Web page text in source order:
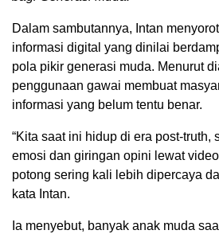
Dalam sambutannya, Intan
informasi digital yang dinilai
pola pikir generasi muda. Menurut
penggunaan gawai membuat
informasi yang belum tentu benar.
“Kita saat ini hidup di era post-truth,
emosi dan giringan opini lewat
potong sering kali lebih dipercaya
kata Intan.
Ia menyebut, banyak anak muda